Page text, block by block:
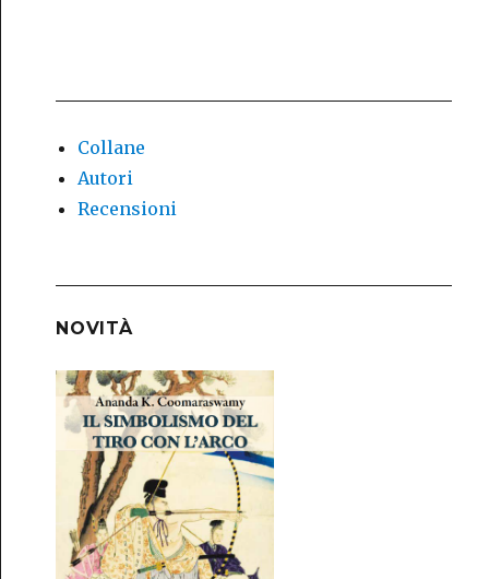
Collane
Autori
Recensioni
NOVITÀ